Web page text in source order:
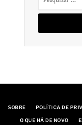
SOBRE POLÍTICA DE
O QUE HÁ DE NOVO